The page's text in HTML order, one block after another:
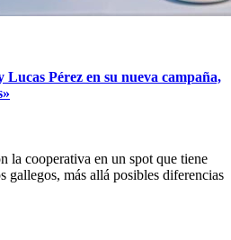
Lucas Pérez en su nueva campaña,
la cooperativa en un spot que tiene
gallegos, más allá posibles diferencias